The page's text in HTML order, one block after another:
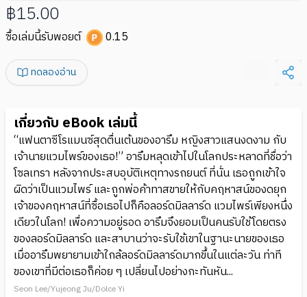
฿15.00
ซื้อเล่มนี้รับพอยต์ 0.15
ทดลองอ่าน
เกี่ยวกับ eBook เล่มนี้
“แฟนตาซีโรแมนซ์สุดตื่นเต้นของอารึม หญิงสาวแสนงดงาม กับ
เจ้านายแวมไพร์ของเธอ!” อารึมหลุดเข้าไปในโลกประหลาดที่ชื่อว่า
โซลเทรา หลังจากประสบอุบัติเหตุทางรถยนต์ ที่นั่น เธอถูกเข้าใจ
ผิดว่าเป็นแวมไพร์ และถูกพ่อค้าทาสขายให้กับคฤหาสน์ของดยุก
เจ้าของคฤหาสน์ที่ซื้อเธอไปก็คือลอร์ดมิลลาร์ด แวมไพร์เพียงหนึ่ง
เดียวในโลก! เพื่อความอยู่รอด อารึมจึงยอมเป็นคนรับใช้โดยตรง
ของลอร์ดมิลลาร์ด และสาบานว่าจะรับใช้เขาในฐานะนายของเธอ
เมื่ออารึมพยายามเข้าใกล้ลอร์ดมิลลาร์ดมากขึ้นในแต่ละวัน ท่าที
ของเขาที่มีต่อเธอก็ค่อย ๆ เปลี่ยนไปอย่างกะทันหัน...
Seon Lee/Yujeong Ju/Dolce Yi